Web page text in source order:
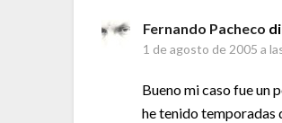
Fernando Pacheco
1 de agosto de 2005 a
Bueno mi caso fue un
he tenido temporadas